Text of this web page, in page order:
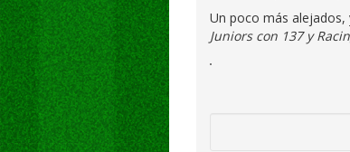
Un poco más alejados,
Juniors con 137 y